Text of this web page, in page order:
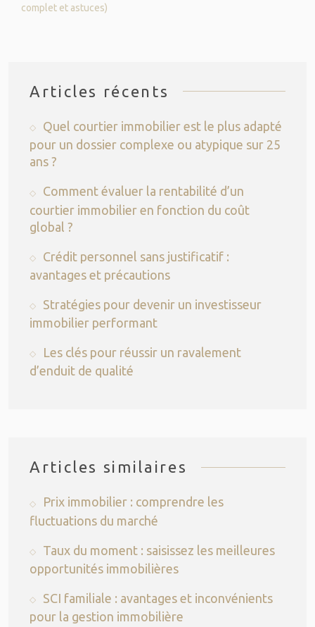
complet et astuces)
Articles récents
Quel courtier immobilier est le plus adapté
pour un dossier complexe ou atypique sur 25
ans ?
Comment évaluer la rentabilité d’un
courtier immobilier en fonction du coût
global ?
Crédit personnel sans justificatif :
avantages et précautions
Stratégies pour devenir un investisseur
immobilier performant
Les clés pour réussir un ravalement
d’enduit de qualité
Articles similaires
Prix immobilier : comprendre les
fluctuations du marché
Taux du moment : saisissez les meilleures
opportunités immobilières
SCI familiale : avantages et inconvénients
pour la gestion immobilière